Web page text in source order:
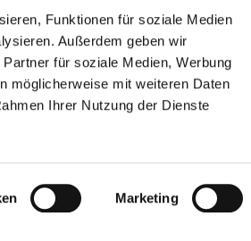
Funktionen für soziale Medien
Außerdem geben wir
für soziale Medien, Werbung
möglicherweise mit weiteren Daten
Ihrer Nutzung der Dienste
Marketing
Mitglied werden